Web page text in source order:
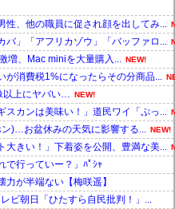
性、他の職員に促され顔を出してみ...
バ」「アフリカゾウ」「バッファロ...
増、Mac miniを大量購入... NEW!
が消費税1%になったらその分商品...
以上にヤバい… NEW!
スカンは美味い！」道民ワイ「ぷっ...
ン)…お盆休みの天気に影響する... NEW!
大きい！」下着姿を公開、豊満な美...
で行っていー？」ﾊﾟｼｬ
が半端ない【梅咲遥】
ビ朝日「ひたすら自民批判！」...